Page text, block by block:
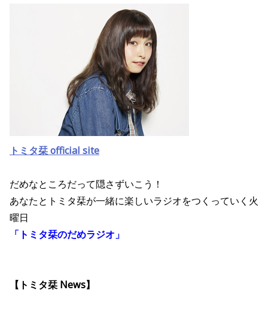
トミタ栞 official site
だめなところだって隠さずいこう！
あなたとトミタ栞が一緒に楽しいラジオをつくっていく火
曜日
「トミタ栞のだめラジオ」
【トミタ栞 News】